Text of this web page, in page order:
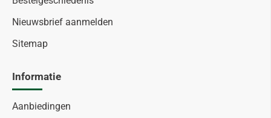
Nieuwsbrief aanmelden
Sitemap
Informatie
Aanbiedingen